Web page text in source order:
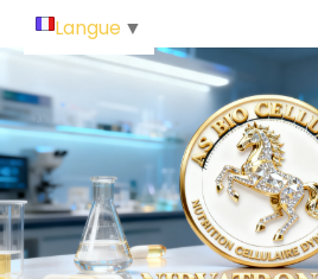
Langue ▼